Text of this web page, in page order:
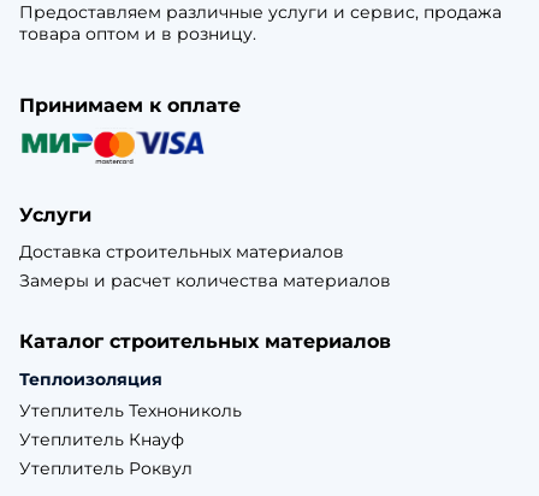
Предоставляем различные услуги и сервис, продажа
товара оптом и в розницу.
Принимаем к оплате
Услуги
Доставка строительных материалов
Замеры и расчет количества материалов
Каталог строительных материалов
Теплоизоляция
Утеплитель Технониколь
Утеплитель Кнауф
Утеплитель Роквул